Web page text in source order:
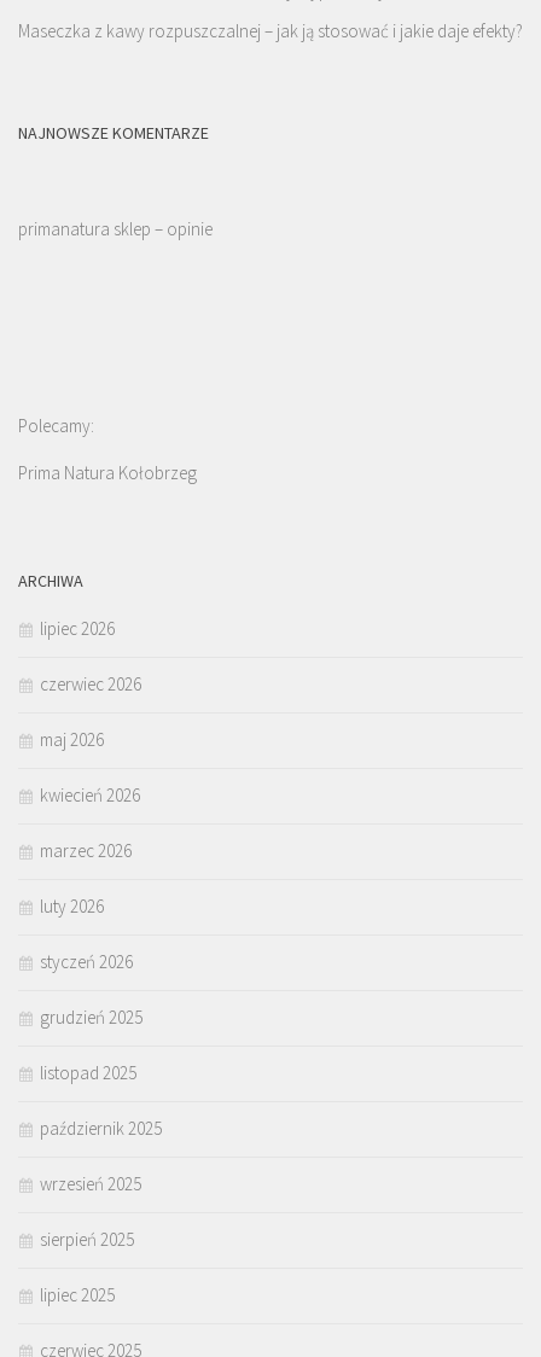
Maseczka z kawy rozpuszczalnej – jak ją stosować i jakie daje efekty?
NAJNOWSZE KOMENTARZE
primanatura sklep – opinie
Polecamy:
Prima Natura Kołobrzeg
ARCHIWA
lipiec 2026
czerwiec 2026
maj 2026
kwiecień 2026
marzec 2026
luty 2026
styczeń 2026
grudzień 2025
listopad 2025
październik 2025
wrzesień 2025
sierpień 2025
lipiec 2025
czerwiec 2025